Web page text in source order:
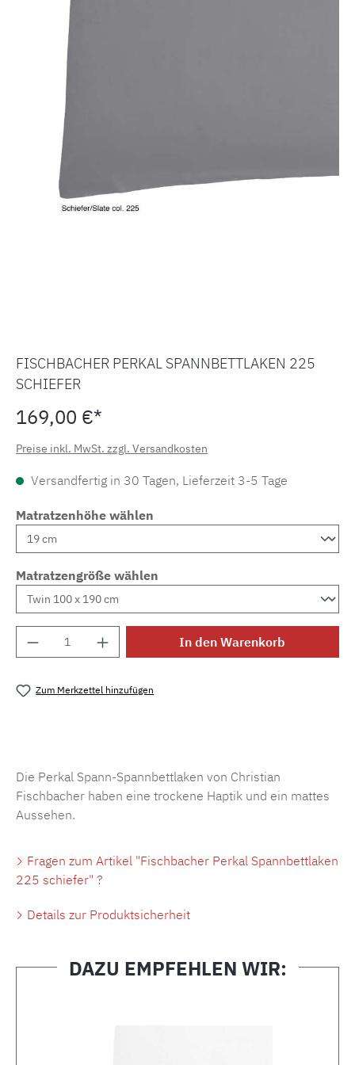
FISCHBACHER PERKAL SPANNBETTLAKEN 225
SCHIEFER
169,00 €*
Preise inkl. MwSt. zzgl. Versandkosten
Versandfertig in 30 Tagen, Lieferzeit 3-5 Tage
Matratzenhöhe wählen
Matratzengröße wählen
Produkt Anzahl: Gib den gewünschten
In den Warenkorb
Zum Merkzettel hinzufügen
Die Perkal Spann-Spannbettlaken von Christian
Fischbacher haben eine trockene Haptik und ein mattes
Aussehen.
Fragen zum Artikel "Fischbacher Perkal Spannbettlaken
225 schiefer" ?
Details zur Produktsicherheit
DAZU EMPFEHLEN WIR: